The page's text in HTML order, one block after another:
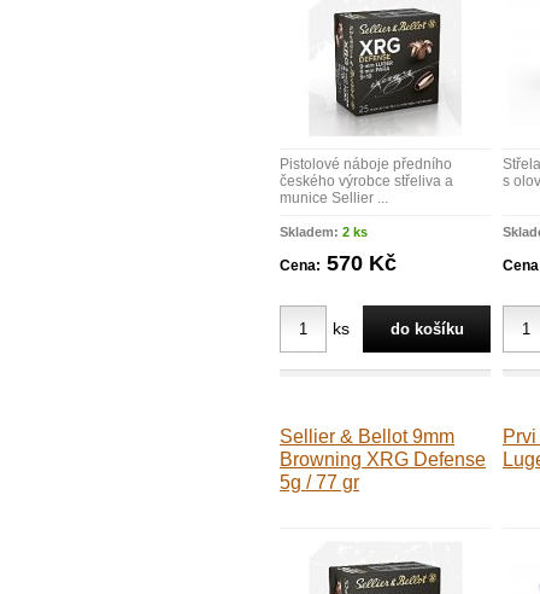
Pistolové náboje předního
českého výrobce střeliva a
munice Sellier ...
Skladem: 2 ks
Cena: 570 Kč
ks
s
Sellier & Bellot 9mm
Browning XRG Defense
5g / 77 gr